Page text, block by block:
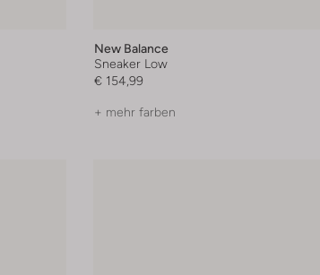
New Balance
Sneaker Low
€ 154,99
+ mehr farben